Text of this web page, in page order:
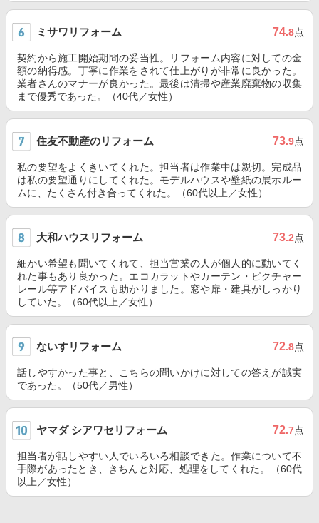
ミサワリフォーム 74.8点
契約から施工開始期間の妥当性。リフォーム内容に対しての金
額の納得感。丁寧に作業をされて仕上がりが非常に良かった。
業者さんのマナーが良かった。最後は清掃や産業廃棄物の収集
まで優秀であった。（40代／女性）
住友不動産のリフォーム 73.9点
私の要望をよくきいてくれた。担当者は作業中は親切。完成品
は私の要望通りにしてくれた。モデルハウスや壁紙の展示ルー
ムに、たくさん付き合ってくれた。（60代以上／女性）
大和ハウスリフォーム 73.2点
細かい希望も聞いてくれて、担当営業の人が個人的に動いてく
れた事もあり良かった。エコカラットやカーテン・ピクチャー
レール等アドバイスも助かりました。窓や扉・建具がしっかり
していた。（60代以上／女性）
ないすリフォーム 72.8点
話しやすかった事と、こちらの問いかけに対しての答えが誠実
であった。（50代／男性）
ヤマダ シアワセリフォーム 72.7点
担当者が話しやすい人でいろいろ相談できた。作業について不
手際があったとき、きちんと対応、処理をしてくれた。（60代
以上／女性）